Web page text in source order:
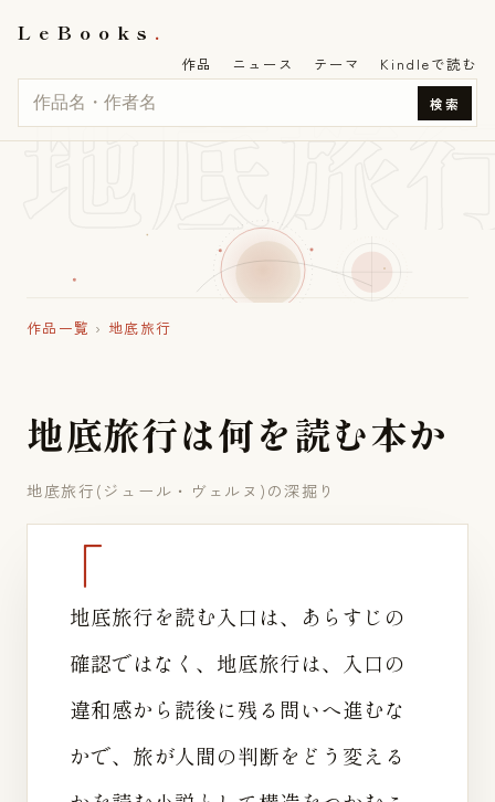
LeBooks
検索
作品 ニュース テーマ Kindleで読む
地底旅
作品一覧 › 地底旅行
地底旅行は何を読む本か
地底旅行(ジュール・ヴェルヌ)の深掘り
地底旅行を読む入口は、あらすじの
確認ではなく、地底旅行は、入口の
違和感から読後に残る問いへ進むな
かで、旅が人間の判断をどう変える